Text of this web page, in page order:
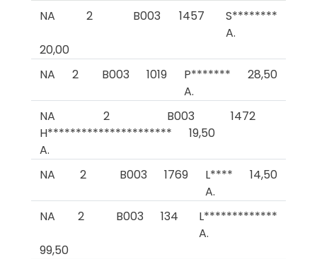
NA
2 B003 1457
S********
A.
20,00
NA
2 B003 1019
P*******
A.
28,50
NA 2 B003
1472
H**********************
A.
19,50
NA 2 B003 1769
L****
A.
14,50
NA 2 B003 134
L*************
A.
99,50